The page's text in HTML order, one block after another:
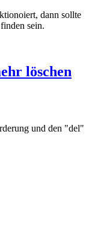
dann sollte
sein.
löschen
und den "del"